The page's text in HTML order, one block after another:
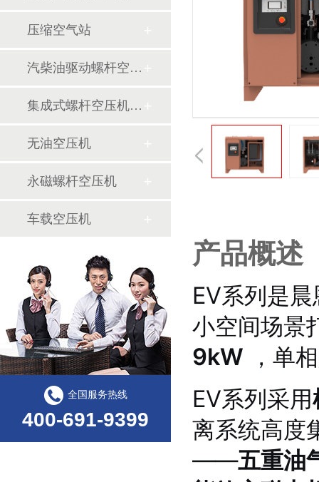
产品概述
EV系列是
小空间场景
9kW
，单
EV系列采用
离系统高度
——五重油
压缩空气站
汽柴油驱动螺杆空压机
集成式螺杆空压机主机
无油空压机
永磁螺杆空压机
车载空压机
全国服务热线
400-691-9399